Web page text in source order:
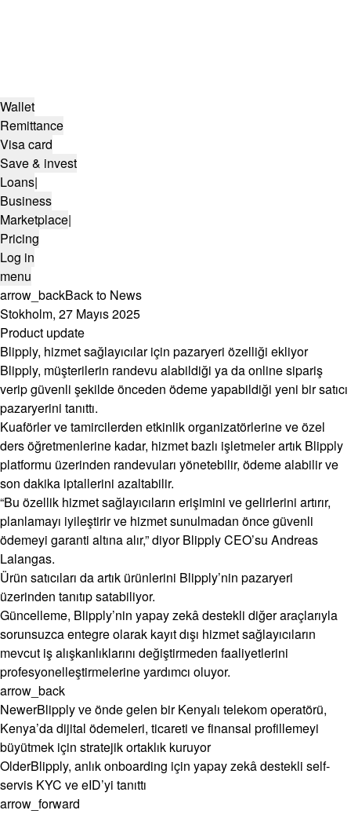
Wallet
Remittance
Visa card
Save & invest
Loans|
Business
Marketplace|
Pricing
Log in
menu
arrow_backBack to News
Stokholm, 27 Mayıs 2025
Product update
Blipply, hizmet sağlayıcılar için pazaryeri özelliği ekliyor
Blipply, müşterilerin randevu alabildiği ya da online sipariş
verip güvenli şekilde önceden ödeme yapabildiği yeni bir satıcı
pazaryerini tanıttı.
Kuaförler ve tamircilerden etkinlik organizatörlerine ve özel
ders öğretmenlerine kadar, hizmet bazlı işletmeler artık Blipply
platformu üzerinden randevuları yönetebilir, ödeme alabilir ve
son dakika iptallerini azaltabilir.
“Bu özellik hizmet sağlayıcıların erişimini ve gelirlerini artırır,
planlamayı iyileştirir ve hizmet sunulmadan önce güvenli
ödemeyi garanti altına alır,” diyor Blipply CEO’su Andreas
Lalangas.
Ürün satıcıları da artık ürünlerini Blipply’nin pazaryeri
üzerinden tanıtıp satabiliyor.
Güncelleme, Blipply’nin yapay zekâ destekli diğer araçlarıyla
sorunsuzca entegre olarak kayıt dışı hizmet sağlayıcıların
mevcut iş alışkanlıklarını değiştirmeden faaliyetlerini
profesyonelleştirmelerine yardımcı oluyor.
arrow_back
NewerBlipply ve önde gelen bir Kenyalı telekom operatörü,
Kenya’da dijital ödemeleri, ticareti ve finansal profillemeyi
büyütmek için stratejik ortaklık kuruyor
OlderBlipply, anlık onboarding için yapay zekâ destekli self-
servis KYC ve eID’yi tanıttı
arrow_forward